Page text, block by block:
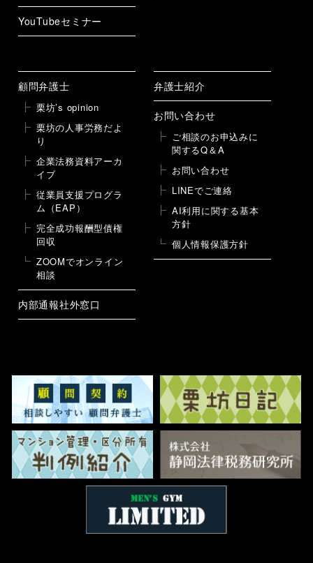
YouTubeセミナー
顧問弁護士
栗坊’s opinion
栗坊の人事労務だよ
り
企業法務資料アーカ
イブ
従業員支援プログラ
ム（EAP）
完全成功報酬型債権
回収
ZOOMでオンライン
相談
内部通報社外窓口
弁護士紹介
お問い合わせ
ご相談のお申込みに
関するQ＆A
お問い合わせ
LINEでご連絡
AI利用に関する基本
方針
個人情報保護方針